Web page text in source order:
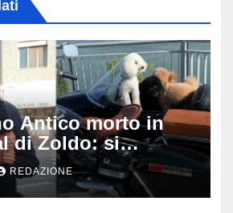
Antico morto in
di Zoldo: si
il sidecar, salvi i
REDAZIONE